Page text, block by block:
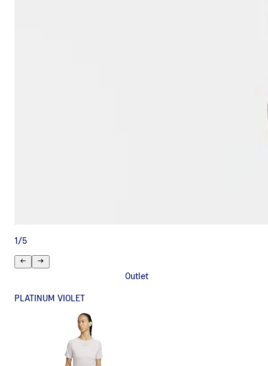
1 /5
Outlet
PLATINUM VIOLET